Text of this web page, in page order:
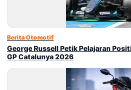
Berita Otomotif
George Russell Petik Pelajaran
GP Catalunya 2026